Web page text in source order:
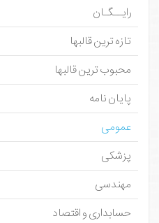
رایــگـان
تازه ترین قالبها
محبوب ترین قالبها
پایان نامه
عمومی
پزشکی
مهندسی
حسابداری و اقتصاد